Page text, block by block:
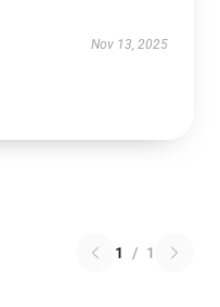
Nov 13, 2025
1 / 1